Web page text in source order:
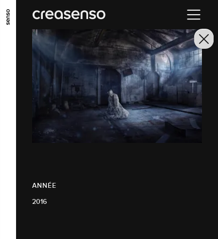
ALLER AU CONTENU PRINCIPAL
ALLER AU MENU PRINCIPAL
ALLER EN BAS DE PAGE
ANNÉE
2016